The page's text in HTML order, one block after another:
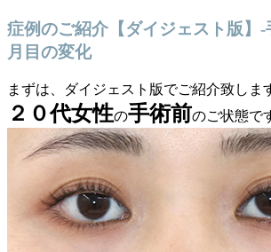
症例のご紹介【ダイジェスト版】-
月目の変化
まずは、ダイジェスト版でご紹介致しま
２０代女性の手術前のご状態で